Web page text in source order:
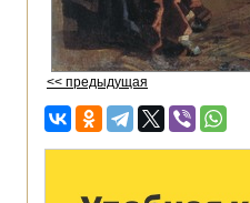
<< предыдущая